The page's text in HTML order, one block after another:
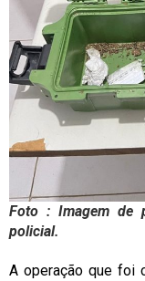
Foto : Imagem de
policial.
A operação que foi